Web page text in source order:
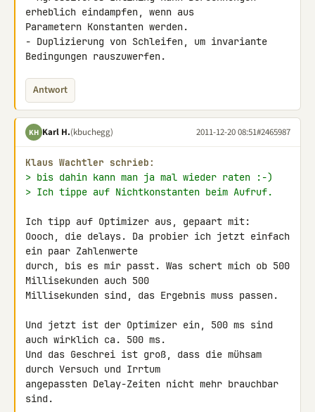
erheblich eindampfen, wenn aus
Parametern Konstanten werden.
- Duplizierung von Schleifen, um invariante
Bedingungen rauszuwerfen.
Antwort
KH Karl H.(kbuchegg) 2011-12-20 08:51#2465987
Klaus Wachtler schrieb:
> bis dahin kann man ja mal wieder raten :-)
> Ich tippe auf Nichtkonstanten beim Aufruf.
Ich tipp auf Optimizer aus, gepaart mit:
Oooch, die delays. Da probier ich jetzt einfach
ein paar Zahlenwerte
durch, bis es mir passt. Was schert mich ob 500
Millisekunden auch 500
Millisekunden sind, das Ergebnis muss passen.
Und jetzt ist der Optimizer ein, 500 ms sind
auch wirklich ca. 500 ms.
Und das Geschrei ist groß, dass die mühsam
durch Versuch und Irrtum
angepassten Delay-Zeiten nicht mehr brauchbar
sind.